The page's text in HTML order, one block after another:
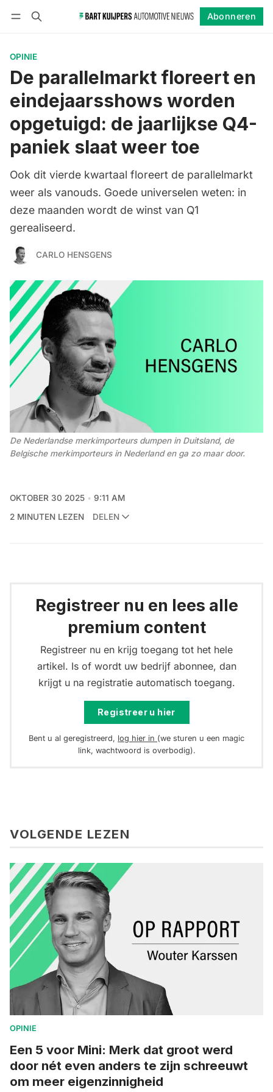
Abonneren
OPINIE
De parallelmarkt floreert en
eindejaarsshows worden
opgetuigd: de jaarlijkse Q4-
paniek slaat weer toe
Ook dit vierde kwartaal floreert de parallelmarkt
weer als vanouds. Goede universelen weten: in
deze maanden wordt de winst van Q1
gerealiseerd.
CARLO HENSGENS
De Nederlandse merkimporteurs dumpen in Duitsland, de
Belgische merkimporteurs in Nederland en ga zo maar door.
OKTOBER 30 2025
9:11 AM
2 MINUTEN LEZEN
DELEN
Registreer nu en lees alle
premium content
Registreer nu en krijg toegang tot het hele
artikel. Is of wordt uw bedrijf abonnee, dan
krijgt u na registratie automatisch toegang.
Registreer u hier
Bent u al geregistreerd, log hier in (we sturen u een magic
link, wachtwoord is overbodig).
VOLGENDE LEZEN
OPINIE
Een 5 voor Mini: Merk dat groot werd
door nét even anders te zijn schreeuwt
om meer eigenzinnigheid